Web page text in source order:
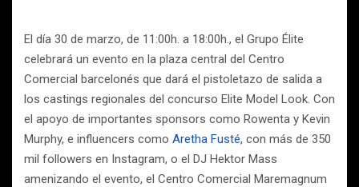
El día 30 de marzo, de 11:00h. a 18:00h., el Grupo Élite
celebrará un evento en la plaza central del Centro
Comercial barcelonés que dará el pistoletazo de salida a
los castings regionales del concurso Elite Model Look. Con
el apoyo de importantes sponsors como Rowenta y Kevin
Murphy, e influencers como Aretha Fusté, con más de 350
mil followers en Instagram, o el DJ Hektor Mass
amenizando el evento, el Centro Comercial Maremagnum